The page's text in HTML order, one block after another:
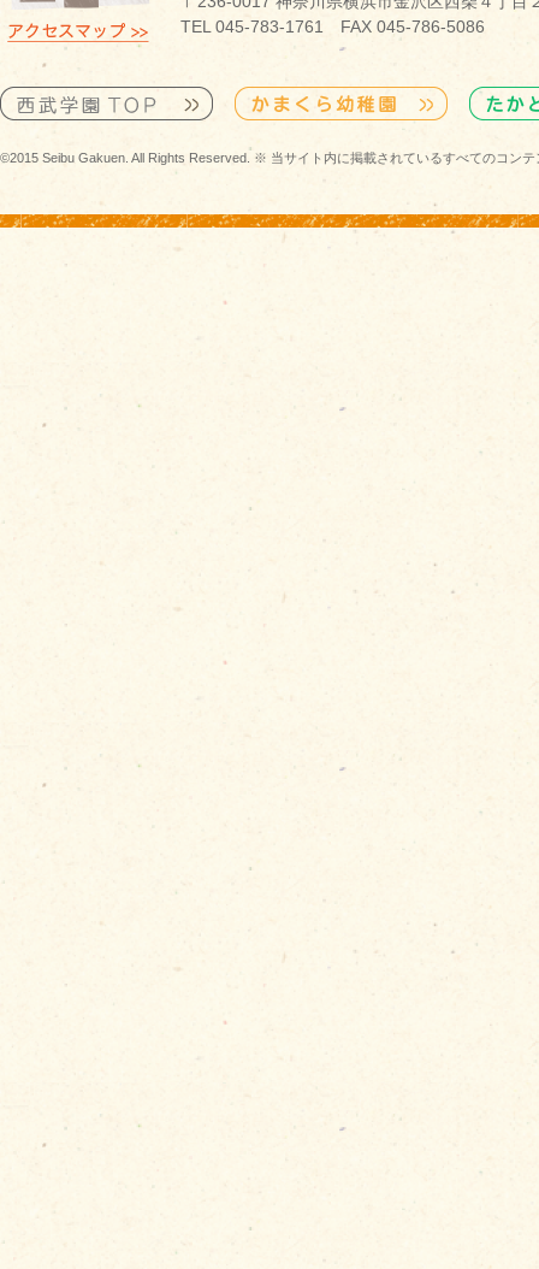
TEL 045-783-1761 FAX 045-786-5086
©2015 Seibu Gakuen. All Rights Reserved. ※ 当サイト内に掲載されているすべてのコン